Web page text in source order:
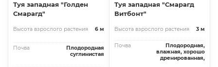
Туя западная "Голден
Смарагд"
Высота взрослого растения 6 м
Почва
Плодородная
суглинистая
Туя западная "Смарагд
Витбонт"
Высота взрослого растения 3 м
Почва
Плодородная,
влажная, хорошо
дренированная,